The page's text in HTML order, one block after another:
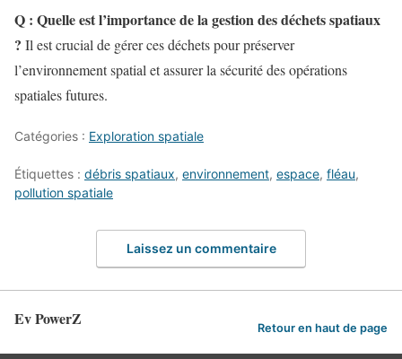
Q : Quelle est l’importance de la gestion des déchets spatiaux
? Il est crucial de gérer ces déchets pour préserver
l’environnement spatial et assurer la sécurité des opérations
spatiales futures.
Catégories : Exploration spatiale
Étiquettes : débris spatiaux, environnement, espace, fléau,
pollution spatiale
Laissez un commentaire
Ev PowerZ Retour en haut de page